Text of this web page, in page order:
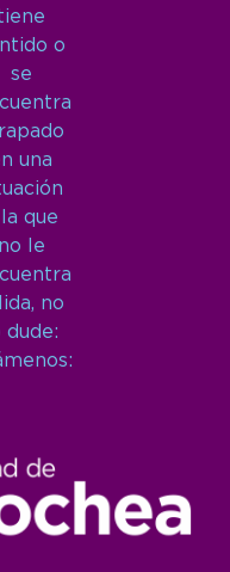
o
se
una
que
no le
no
dude: